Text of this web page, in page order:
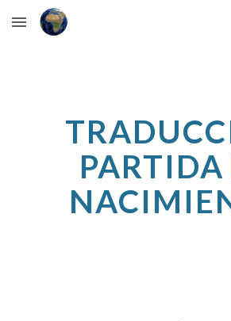
Skip to main content
PARTIDA